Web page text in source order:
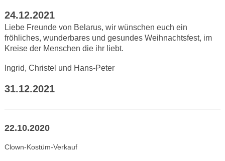
24.12.2021
Liebe Freunde von Belarus, wir wünschen euch ein
fröhliches, wunderbares und gesundes Weihnachtsfest, im
Kreise der Menschen die ihr liebt.
Ingrid, Christel und Hans-Peter
31.12.2021
22.10.2020
Clown-Kostüm-Verkauf